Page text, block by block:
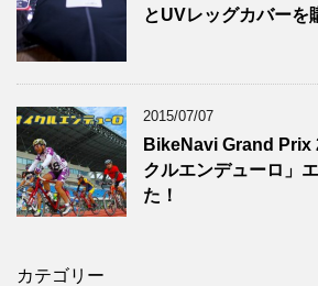
とUVレッグカバーを
2015/07/07
BikeNavi Grand Prix
クルエンデューロ」
た！
カテゴリー